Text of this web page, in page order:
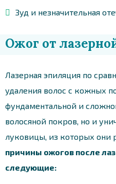
Зуд и незначительная
Ожог от
Лазерная эпиляция по
удаления волос с кожных
фундаментальной и
волосяной покров, но и
луковицы, из которых они
причины ожогов после
следующие: